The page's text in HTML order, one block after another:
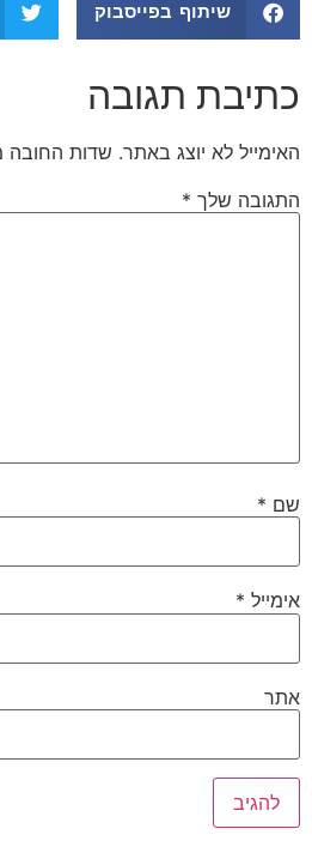
שיתוף בפייסבוק
כתיבת תגובה
האימייל לא יוצג באתר. שדות החובה
התגובה שלך *
שם *
אימייל *
אתר